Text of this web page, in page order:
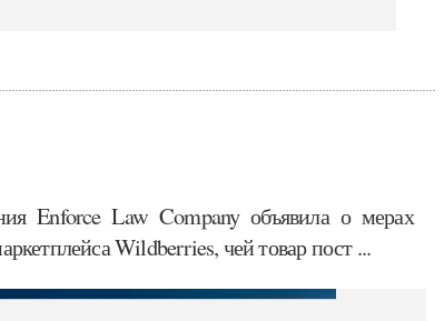
Enforce Law Company объявила о мерах
Wildberries, чей товар пост ...